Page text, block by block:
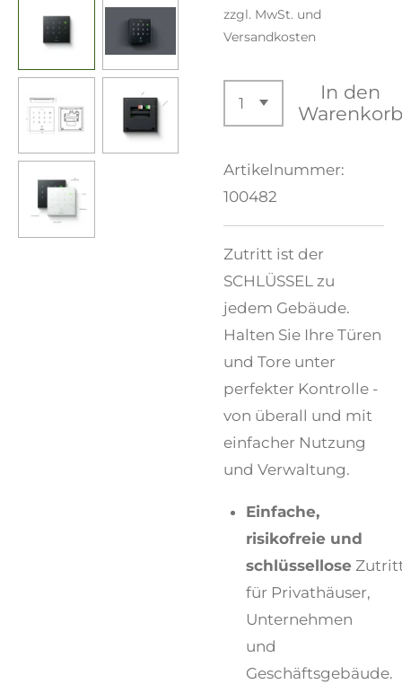
zzgl. MwSt. und
Versandkosten
In den
Artikelnummer:
100482
Zutritt ist der
SCHLÜSSEL zu
jedem Gebäude.
Halten Sie Ihre Türen
und Tore unter
perfekter Kontrolle -
von überall und mit
einfacher Nutzung
und Verwaltung.
Einfache,
risikofreie und
schlüssellose
für Privathäuser,
Unternehmen
und
Geschäftsgebäude.